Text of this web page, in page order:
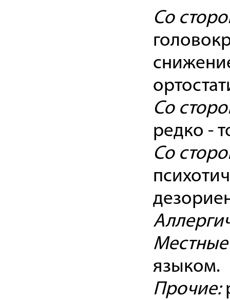
Со
Со
редко -
Со
языком.
Прочие: